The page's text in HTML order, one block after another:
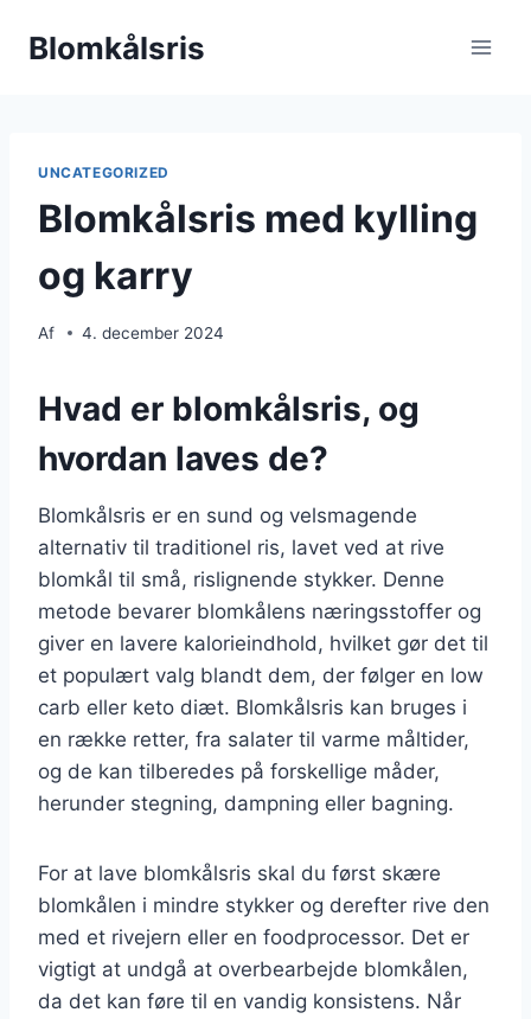
Blomkålsris
UNCATEGORIZED
Blomkålsris med kylling
og karry
Af 4. december 2024
Hvad er blomkålsris, og
hvordan laves de?
Blomkålsris er en sund og velsmagende
alternativ til traditionel ris, lavet ved at rive
blomkål til små, rislignende stykker. Denne
metode bevarer blomkålens næringsstoffer og
giver en lavere kalorieindhold, hvilket gør det til
et populært valg blandt dem, der følger en low
carb eller keto diæt. Blomkålsris kan bruges i
en række retter, fra salater til varme måltider,
og de kan tilberedes på forskellige måder,
herunder stegning, dampning eller bagning.
For at lave blomkålsris skal du først skære
blomkålen i mindre stykker og derefter rive den
med et rivejern eller en foodprocessor. Det er
vigtigt at undgå at overbearbejde blomkålen,
da det kan føre til en vandig konsistens. Når